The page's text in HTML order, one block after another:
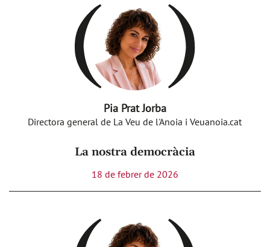
Pia Prat Jorba
Directora general de La Veu de l'Anoia i Veuanoia.cat
La nostra democràcia
18 de febrer de 2026